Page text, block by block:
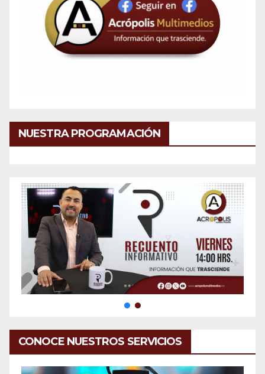
NUESTRA PROGRAMACIÓN
CONOCE NUESTROS SERVICIOS